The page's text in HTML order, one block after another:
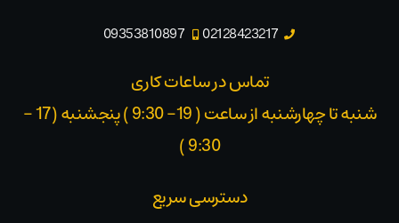
02128423217
09353810897
تماس در ساعات کاری
شنبه تا چهارشنبه از ساعت ( 19- 9:30 ) پنجشنبه (17 -
9:30 )​
دسترسی سریع